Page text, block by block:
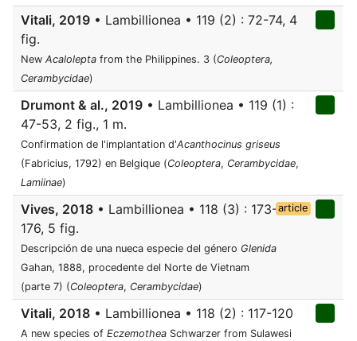
Vitali, 2019 • Lambillionea • 119 (2) : 72-74, 4
fig.
New Acalolepta from the Philippines. 3 (Coleoptera,
Cerambycidae)
Drumont & al., 2019 • Lambillionea • 119 (1) :
47-53, 2 fig., 1 m.
Confirmation de l'implantation d'Acanthocinus griseus
(Fabricius, 1792) en Belgique (Coleoptera, Cerambycidae,
Lamiinae)
Vives, 2018 • Lambillionea • 118 (3) : 173-
176, 5 fig.
Descripción de una nueca especie del género Glenida
Gahan, 1888, procedente del Norte de Vietnam
(parte 7) (Coleoptera, Cerambycidae)
article
Vitali, 2018 • Lambillionea • 118 (2) : 117-120
A new species of Eczemothea Schwarzer from Sulawesi